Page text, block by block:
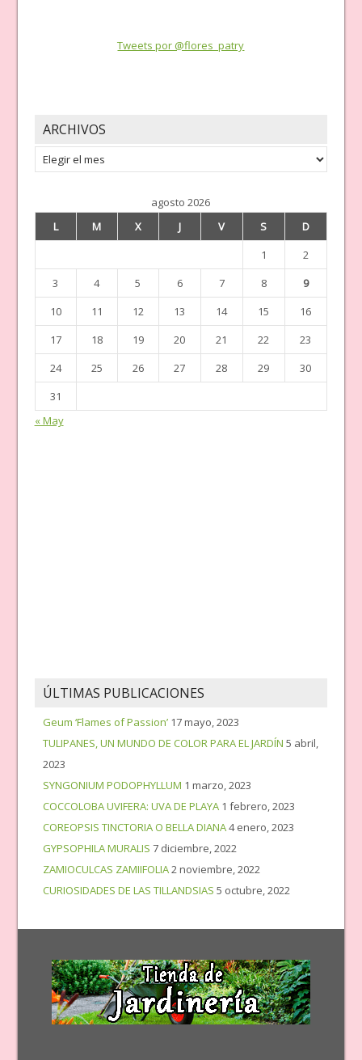
Tweets por @flores_patry
ARCHIVOS
Archivos
agosto 2026
L
M X J V S
D
1
2
3
4 5 6 7 8
9
10
11 12 13 14 15
16
17
18 19 20 21 22
23
24
25 26 27 28 29
30
31
« May
ÚLTIMAS PUBLICACIONES
Geum ‘Flames of Passion’ 17 mayo, 2023
TULIPANES, UN MUNDO DE COLOR PARA EL JARDÍN 5 abril,
2023
SYNGONIUM PODOPHYLLUM 1 marzo, 2023
COCCOLOBA UVIFERA: UVA DE PLAYA 1 febrero, 2023
COREOPSIS TINCTORIA O BELLA DIANA4 enero, 2023
GYPSOPHILA MURALIS 7 diciembre, 2022
ZAMIOCULCAS ZAMIIFOLIA2 noviembre, 2022
CURIOSIDADES DE LAS TILLANDSIAS 5 octubre, 2022